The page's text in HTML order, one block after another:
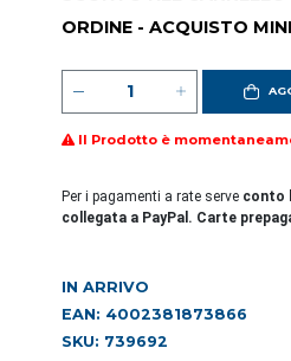
ORDINE - ACQUISTO
Il Prodotto è
Per i pagamenti a rate serve conto
collegata a PayPal. Carte
IN ARRIVO
EAN: 4002381873866
SKU: 739692